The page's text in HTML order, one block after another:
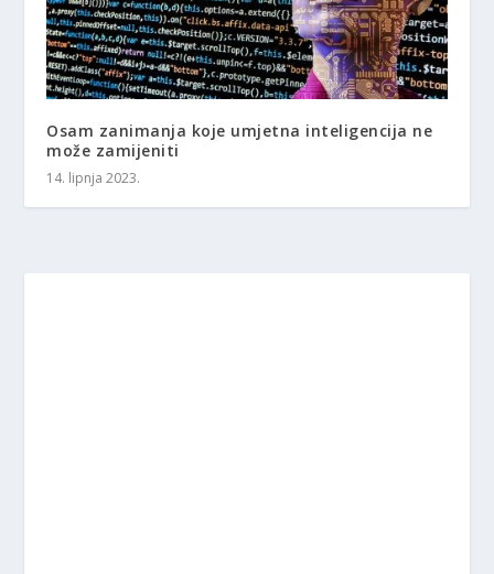
Osam zanimanja koje umjetna inteligencija ne
može zamijeniti
14. lipnja 2023.